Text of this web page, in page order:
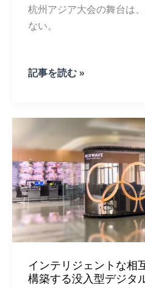
ム
プ
レ
創
造
役
立
つ
杭州アジア大会の舞台は
ない。
中
ア
の
LED
デ
ィ
ス
プ
レ
イ
を
ェ
ッ
記事を読む »
インテリジェントな相
構築する没入型デジタ